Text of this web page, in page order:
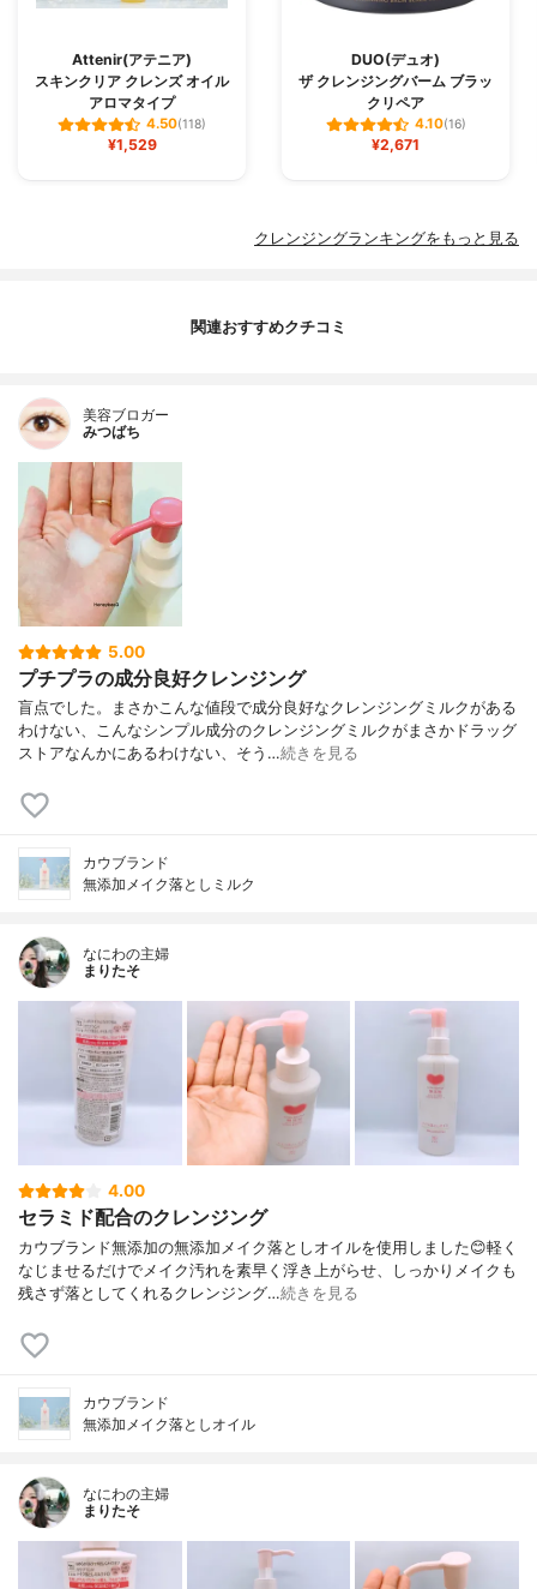
Attenir(アテニア)
スキンクリア クレンズ オイル
アロマタイプ
4.50(118)
¥1,529
DUO(デュオ)
ザ クレンジングバーム ブラッ
クリペア
4.10(16)
¥2,671
クレンジングランキングをもっと見る
関連おすすめクチコミ
美容ブロガー
みつばち
5.00
プチプラの成分良好クレンジング
盲点でした。まさかこんな値段で成分良好なクレンジングミルクがある
わけない、こんなシンプル成分のクレンジングミルクがまさかドラッグ
ストアなんかにあるわけない、そう…続きを見る
カウブランド
無添加メイク落としミルク
なにわの主婦
まりたそ
4.00
セラミド配合のクレンジング
カウブランド無添加の無添加メイク落としオイルを使用しました😊軽く
なじませるだけでメイク汚れを素早く浮き上がらせ、しっかりメイクも
残さず落としてくれるクレンジング…続きを見る
カウブランド
無添加メイク落としオイル
なにわの主婦
まりたそ